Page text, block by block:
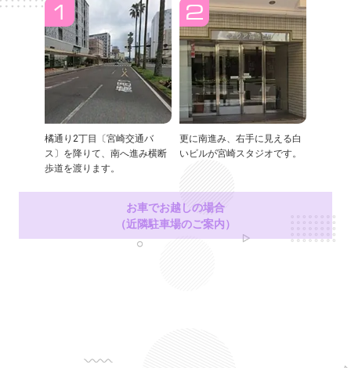
橘通り2丁目〔宮崎交通バ
ス〕を降りて、南へ進み横断
歩道を渡ります。
更に南進み、右手に見える白
いビルが宮崎スタジオです。
お車でお越しの場合
（近隣駐車場のご案内）